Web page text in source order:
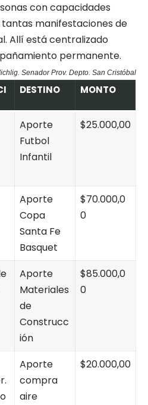
con capacidades
manifestaciones de
Allí está centralizado
permanente.
Senador Prov. Depto. San Cristóbal
DESTINO MONTO
Aporte
Futbol
Infantil
$25.000,00
Aporte
Copa
Santa Fe
Basquet
$70.000,0
0
Aporte
Materiales
de
Construcc
ión
$85.000,0
0
Aporte
compra
aire
$20.000,00